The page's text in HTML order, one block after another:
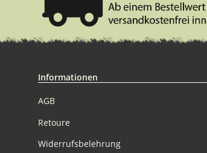
Informationen
AGB
Retoure
Widerrufsbelehrung